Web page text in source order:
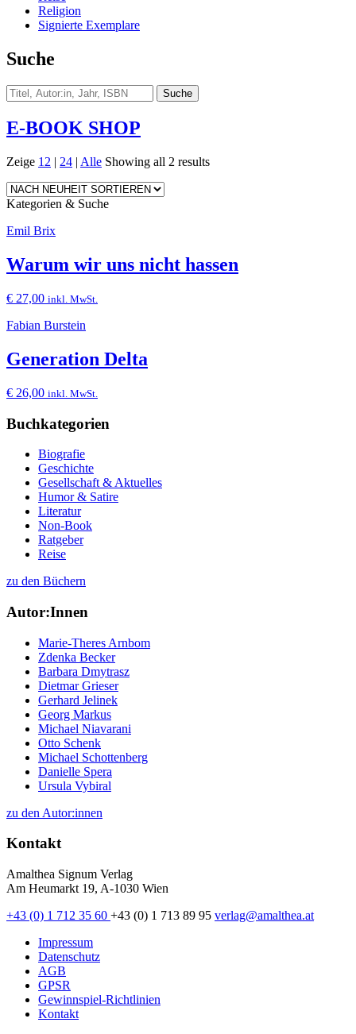
Religion
Signierte Exemplare
Suche
E-BOOK SHOP
Zeige 12 | 24 | Alle Showing all 2 results
Kategorien & Suche
Emil Brix
Warum wir uns nicht hassen
€ 27,00 inkl. MwSt.
Fabian Burstein
Generation Delta
€ 26,00 inkl. MwSt.
Buchkategorien
Biografie
Geschichte
Gesellschaft & Aktuelles
Humor & Satire
Literatur
Non-Book
Ratgeber
Reise
zu den Büchern
Autor:Innen
Marie-Theres Arnbom
Zdenka Becker
Barbara Dmytrasz
Dietmar Grieser
Gerhard Jelinek
Georg Markus
Michael Niavarani
Otto Schenk
Michael Schottenberg
Danielle Spera
Ursula Vybiral
zu den Autor:innen
Kontakt
Amalthea Signum Verlag
Am Heumarkt 19, A-1030 Wien
+43 (0) 1 712 35 60 +43 (0) 1 713 89 95 verlag@amalthea.at
Impressum
Datenschutz
AGB
GPSR
Gewinnspiel-Richtlinien
Kontakt